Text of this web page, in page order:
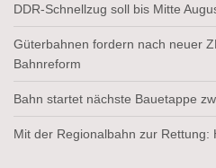
DDR-Schnellzug soll bis Mitte
Güterbahnen fordern nach neuer
Bahnreform
Bahn startet nächste Bauetappe
Mit der Regionalbahn zur Rettung: